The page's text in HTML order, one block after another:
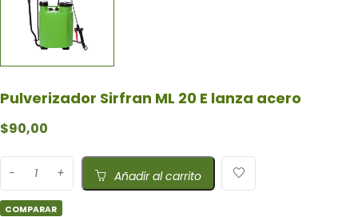
Pulverizador Sirfran ML 20 E lanza acero
$90,00
Añadir al carrito
COMPARAR